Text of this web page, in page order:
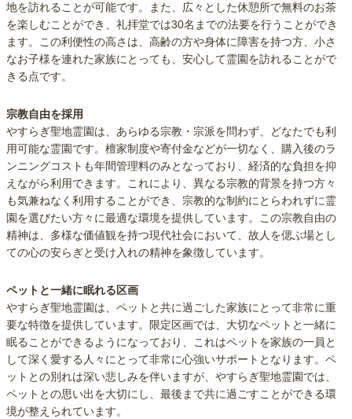
地を訪れることが可能です。また、広々とした休憩所で無料のお茶
を楽しむことができ、礼拝堂では30名までの法要を行うことができ
ます。この利便性の高さは、高齢の方や身体に障害を持つ方、小さ
なお子様を連れた家族にとっても、安心して霊園を訪れることがで
きる点です。
宗教自由を採用
やすらぎ聖地霊園は、あらゆる宗教・宗派を問わず、どなたでも利
用可能な霊園です。檀家制度や寄付金などが一切なく、購入後のラ
ンニングコストも年間管理料のみとなっており、経済的な負担を抑
えながら利用できます。これにより、異なる宗教的背景を持つ方々
も気兼ねなく利用することができ、宗教的な制約にとらわれずに霊
園を選びたい方々に最適な環境を提供しています。この宗教自由の
精神は、多様な価値観を持つ現代社会において、故人を偲ぶ場とし
ての心の安らぎと受け入れの精神を象徴しています。
ペットと一緒に眠れる区画
やすらぎ聖地霊園は、ペットと共に過ごした家族にとって非常に重
要な特徴を提供しています。限定区画では、大切なペットと一緒に
眠ることができるようになっており、これはペットを家族の一員と
して深く愛する人々にとって非常に心強いサポートとなります。ペ
ットとの別れは深い悲しみを伴いますが、やすらぎ聖地霊園では、
ペットとの思い出を大切にし、最後まで共に過ごすことができる環
境が整えられています。